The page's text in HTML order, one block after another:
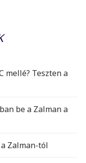
mellé? Teszten a
be a Zalman a
Zalman-tól